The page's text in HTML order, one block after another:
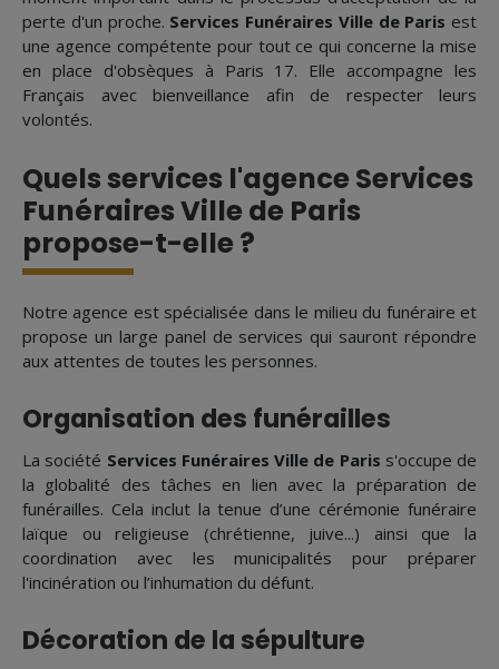
perte d'un proche. Services Funéraires Ville de Paris est
une agence compétente pour tout ce qui concerne la mise
en place d'obsèques à Paris 17. Elle accompagne les
Français avec bienveillance afin de respecter leurs
volontés.
Quels services l'agence Services
Funéraires Ville de Paris
propose-t-elle ?
Notre agence est spécialisée dans le milieu du funéraire et
propose un large panel de services qui sauront répondre
aux attentes de toutes les personnes.
Organisation des funérailles
La société Services Funéraires Ville de Paris s'occupe de
la globalité des tâches en lien avec la préparation de
funérailles. Cela inclut la tenue d’une cérémonie funéraire
laïque ou religieuse (chrétienne, juive...) ainsi que la
coordination avec les municipalités pour préparer
l'incinération ou l’inhumation du défunt.
Décoration de la sépulture